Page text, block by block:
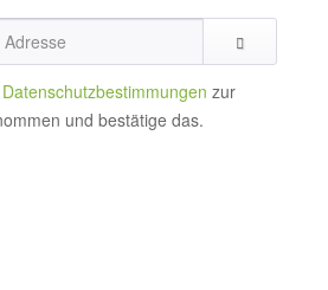
Datenschutzbestimmungen zur
und bestätige das.